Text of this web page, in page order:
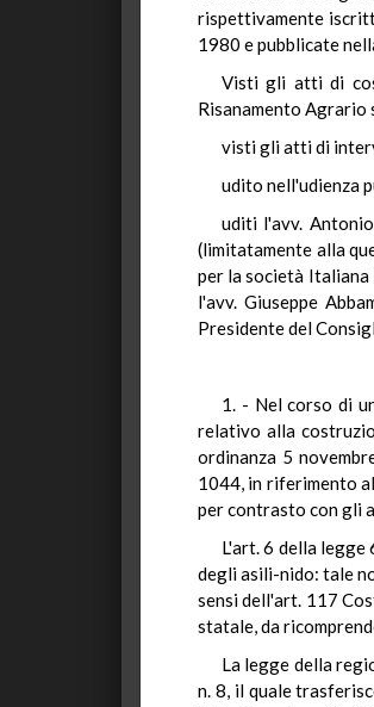
rispettivamente
1980 e pubblicate
Visti gli atti di
Risanamento Agrario
visti gli atti di
udito nell'udienza
uditi l'avv.
(limitatamente alla
per la società Italiana
l'avv. Giuseppe
Presidente del
1. - Nel corso di
relativo alla
ordinanza 5
1044, in riferimento
per contrasto con gli
L'art. 6 della
degli asili-nido: tale
sensi dell'art. 117
statale, da
La legge della
n. 8, il quale